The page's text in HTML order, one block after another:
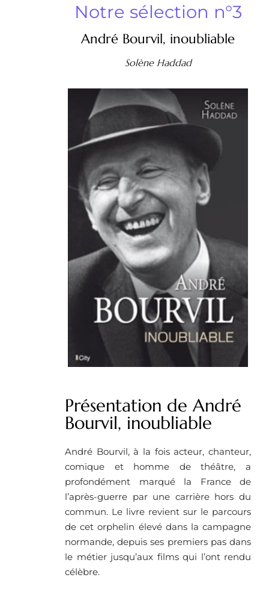
Notre sélection n°3
André Bourvil, inoubliable
Solène Haddad
Présentation de André
Bourvil, inoubliable
André Bourvil, à la fois acteur, chanteur,
comique et homme de théâtre, a
profondément marqué la France de
l’après-guerre par une carrière hors du
commun. Le livre revient sur le parcours
de cet orphelin élevé dans la campagne
normande, depuis ses premiers pas dans
le métier jusqu’aux films qui l’ont rendu
célèbre.